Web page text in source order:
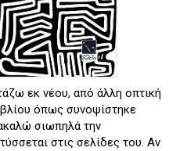
εκ νέου, από άλλη οπτική
όπως συνοψίστηκε
σιωπηλά την
στις σελίδες του. Αν